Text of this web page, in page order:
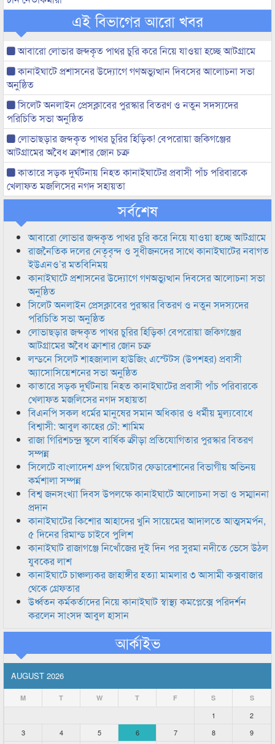
এই বিভাগের আরো খবর
আবারো লোভার জব্দকৃত পাথর চুরি করে নিয়ে যাওয়া হচ্ছে আটগ্রামে
কানাইঘাটে প্রশাসনের উদ্যোগে গণঅভ্যুত্থান দিবসের আলোচনা সভা
অনুষ্ঠিত
সিলেট অনলাইন প্রেসক্লাবের পুরস্কার বিতরণ ও নতুন সদস্যদের
পরিচিতি সভা অনুষ্ঠিত
লোভাছড়ার জব্দকৃত পাথর চুরির হিড়িক! বেপরোয়া জকিগঞ্জের
আটগ্রামের অবৈধ ক্রাশার জোন চক্র
কাতারে সড়ক দুর্ঘটনায় নিহত কানাইঘাটের প্রবাসী পাঁচ পরিবারকে
খেলাফত মজলিসের নগদ সহায়তা
সর্বশেষ
আবারো লোভার জব্দকৃত পাথর চুরি করে নিয়ে যাওয়া হচ্ছে আটগ্রামে
রাজনৈতিক দলের নেতৃবৃন্দ ও সুধীজনদের সাথে কানাইঘাটের নবাগত
ইউএনও’র মতবিনিময়
কানাইঘাটে প্রশাসনের উদ্যোগে গণঅভ্যুত্থান দিবসের আলোচনা সভা
অনুষ্ঠিত
সিলেট অনলাইন প্রেসক্লাবের পুরস্কার বিতরণ ও নতুন সদস্যদের
পরিচিতি সভা অনুষ্ঠিত
লোভাছড়ার জব্দকৃত পাথর চুরির হিড়িক! বেপরোয়া জকিগঞ্জের
আটগ্রামের অবৈধ ক্রাশার জোন চক্র
লন্ডনে সিলেট শাহজালাল হাউজিং এস্টেটস (উপশহর) প্রবাসী
অ্যাসোসিয়েশনের সভা অনুষ্ঠিত
কাতারে সড়ক দুর্ঘটনায় নিহত কানাইঘাটের প্রবাসী পাঁচ পরিবারকে
খেলাফত মজলিসের নগদ সহায়তা
বিএনপি সকল ধর্মের মানুষের সমান অধিকার ও ধর্মীয় মুল্যবোধে
বিশ্বাসী: আবুল কাহের চৌ: শামিম
রাজা গিরিশচন্দ্র স্কুলে বার্ষিক ক্রীড়া প্রতিযোগিতার পুরস্কার বিতরণ
সম্পন্ন
সিলেটে বাংলাদেশ গ্রুপ থিয়েটার ফেডারেশানের বিভাগীয় অভিনয়
কর্মশালা সম্পন্ন
বিশ্ব জনসংখ্যা দিবস উপলক্ষে কানাইঘাটে আলোচনা সভা ও সম্মাননা
প্রদান
কানাইঘাটের কিশোর আহাদের খুনি সায়েমের আদালতে আত্মসমর্পন,
৫ দিনের রিমান্ড চাইবে পুলিশ
কানাইঘাট রাজাগঞ্জে নিখোঁজের দুই দিন পর সুরমা নদীতে ভেসে উঠল
যুবকের লাশ
কানাইঘাটে চাঞ্চল্যকর জাহাঙ্গীর হত্যা মামলার ৩ আসামী কক্সবাজার
থেকে গ্রেফতার
উর্ধ্বতন কর্মকর্তাদের নিয়ে কানাইঘাট স্বাস্থ্য কমপ্লেক্সে পরিদর্শন
করলেন সাংসদ আবুল হাসান
আর্কাইভ
AUGUST 2026
M T W T F S S
1
2
3
4 5 6 7 8 9